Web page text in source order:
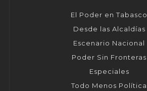
El Poder en Tabasco
Desde las Alcaldías
Escenario Nacional
Poder Sin Fronteras
Especiales
Todo Menos Política